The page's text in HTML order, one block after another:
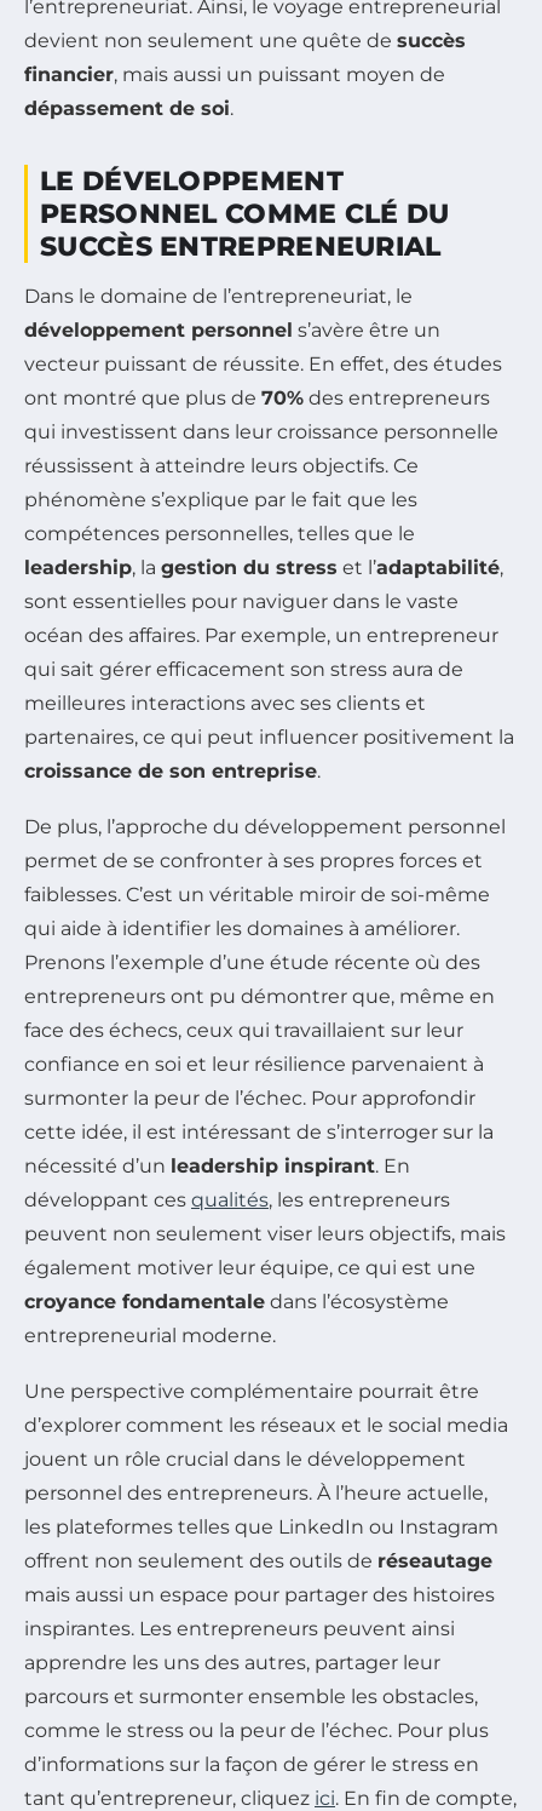
l’entrepreneuriat. Ainsi, le voyage entrepreneurial
devient non seulement une quête de succès
financier, mais aussi un puissant moyen de
dépassement de soi.
LE DÉVELOPPEMENT
PERSONNEL COMME CLÉ DU
SUCCÈS ENTREPRENEURIAL
Dans le domaine de l’entrepreneuriat, le
développement personnel s’avère être un
vecteur puissant de réussite. En effet, des études
ont montré que plus de 70% des entrepreneurs
qui investissent dans leur croissance personnelle
réussissent à atteindre leurs objectifs. Ce
phénomène s’explique par le fait que les
compétences personnelles, telles que le
leadership, la gestion du stress et l’adaptabilité,
sont essentielles pour naviguer dans le vaste
océan des affaires. Par exemple, un entrepreneur
qui sait gérer efficacement son stress aura de
meilleures interactions avec ses clients et
partenaires, ce qui peut influencer positivement la
croissance de son entreprise.
De plus, l’approche du développement personnel
permet de se confronter à ses propres forces et
faiblesses. C’est un véritable miroir de soi-même
qui aide à identifier les domaines à améliorer.
Prenons l’exemple d’une étude récente où des
entrepreneurs ont pu démontrer que, même en
face des échecs, ceux qui travaillaient sur leur
confiance en soi et leur résilience parvenaient à
surmonter la peur de l’échec. Pour approfondir
cette idée, il est intéressant de s’interroger sur la
nécessité d’un leadership inspirant. En
développant ces qualités, les entrepreneurs
peuvent non seulement viser leurs objectifs, mais
également motiver leur équipe, ce qui est une
croyance fondamentale dans l’écosystème
entrepreneurial moderne.
Une perspective complémentaire pourrait être
d’explorer comment les réseaux et le social media
jouent un rôle crucial dans le développement
personnel des entrepreneurs. À l’heure actuelle,
les plateformes telles que LinkedIn ou Instagram
offrent non seulement des outils de réseautage
mais aussi un espace pour partager des histoires
inspirantes. Les entrepreneurs peuvent ainsi
apprendre les uns des autres, partager leur
parcours et surmonter ensemble les obstacles,
comme le stress ou la peur de l’échec. Pour plus
d’informations sur la façon de gérer le stress en
tant qu’entrepreneur, cliquez ici. En fin de compte,